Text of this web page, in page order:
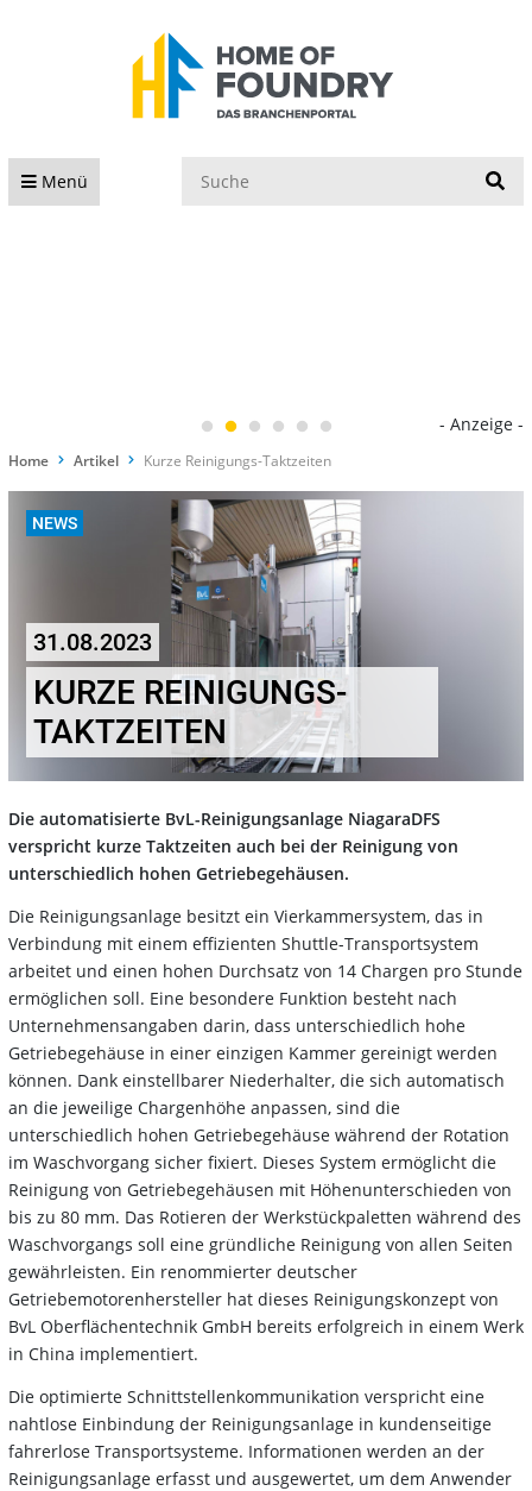
Menü
- Anzeige -
Home Artikel Kurze Reinigungs-Taktzeiten
NEWS
31.08.2023
KURZE REINIGUNGS-
TAKTZEITEN
Die automatisierte BvL-Reinigungsanlage NiagaraDFS
verspricht kurze Taktzeiten auch bei der Reinigung von
unterschiedlich hohen Getriebegehäusen.
Die Reinigungsanlage besitzt ein Vierkammersystem, das in
Verbindung mit einem effizienten Shuttle-Transportsystem
arbeitet und einen hohen Durchsatz von 14 Chargen pro Stunde
ermöglichen soll. Eine besondere Funktion besteht nach
Unternehmensangaben darin, dass unterschiedlich hohe
Getriebegehäuse in einer einzigen Kammer gereinigt werden
können. Dank einstellbarer Niederhalter, die sich automatisch
an die jeweilige Chargenhöhe anpassen, sind die
unterschiedlich hohen Getriebegehäuse während der Rotation
im Waschvorgang sicher fixiert. Dieses System ermöglicht die
Reinigung von Getriebegehäusen mit Höhenunterschieden von
bis zu 80 mm. Das Rotieren der Werkstückpaletten während des
Waschvorgangs soll eine gründliche Reinigung von allen Seiten
gewährleisten. Ein renommierter deutscher
Getriebemotorenhersteller hat dieses Reinigungskonzept von
BvL Oberflächentechnik GmbH bereits erfolgreich in einem Werk
in China implementiert.
Die optimierte Schnittstellenkommunikation verspricht eine
nahtlose Einbindung der Reinigungsanlage in kundenseitige
fahrerlose Transportsysteme. Informationen werden an der
Reinigungsanlage erfasst und ausgewertet, um dem Anwender